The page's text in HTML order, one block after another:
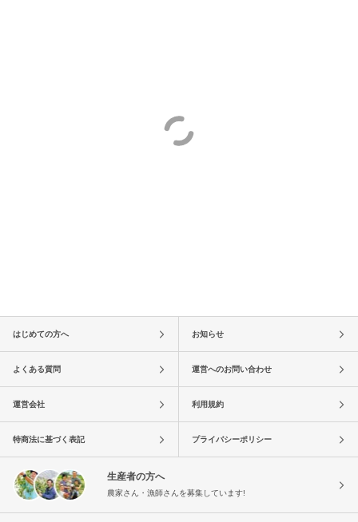
はじめての方へ お知らせ
よくある質問 運営へのお問い合わせ
運営会社 利用規約
特商法に基づく表記 プライバシーポリシー
生産者の方へ
農家さん・漁師さんを募集しています!